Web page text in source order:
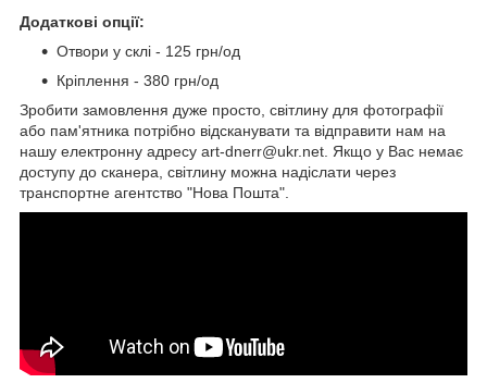
Додаткові опції:
Отвори у склі - 125 грн/од
Кріплення - 380 грн/од
Зробити замовлення дуже просто, світлину для фотографії
або пам'ятника потрібно відсканувати та відправити нам на
нашу електронну адресу art-dnerr@ukr.net. Якщо у Вас немає
доступу до сканера, світлину можна надіслати через
транспортне агентство "Нова Пошта".